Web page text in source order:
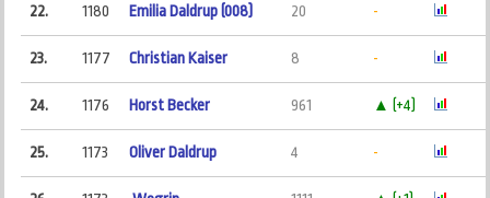
22. 1180 Emilia Daldrup (008) 20 -
23. 1177 Christian Kaiser 8 -
24. 1176 Horst Becker 961 ▲ (+4)
25. 1173 Oliver Daldrup 4 -